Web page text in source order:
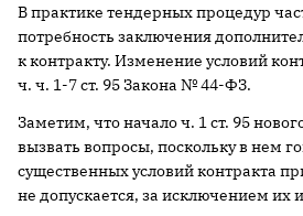
В практике тендерных процедур
потребность заключения
к контракту. Изменение условий
ч. ч. 1-7 ст. 95 Закона № 44-ФЗ.
Заметим, что начало ч. 1 ст. 95
вызвать вопросы, поскольку в нем
существенных условий контракта
не допускается, за исключением их